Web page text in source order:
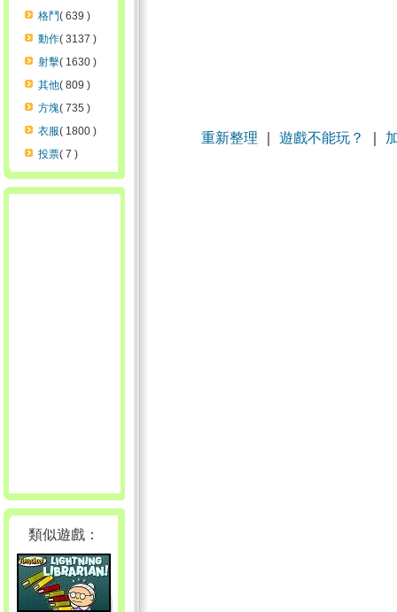
格鬥( 639 )
動作( 3137 )
射擊( 1630 )
其他( 809 )
方塊( 735 )
衣服( 1800 )
投票( 7 )
類似遊戲：
重新整理 ｜遊戲不能玩？